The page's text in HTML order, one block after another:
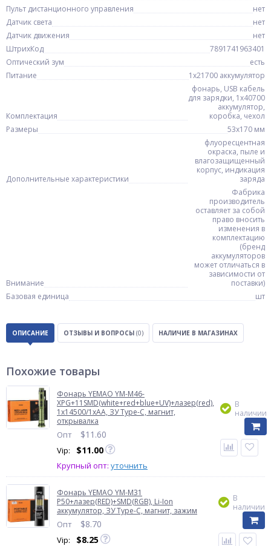
Пульт дистанционного управления
нет
Датчик света
нет
Датчик движения
нет
ШтрихКод
7891741963401
Оптический зум
есть
Питание
1x21700 аккумулятор
Комплектация
фонарь, USB кабель
для зарядки, 1x40700
аккумулятор,
коробка, чехол
Размеры
53х170 мм
Дополнительные характеристики
флуоресцентная
окраска, пыле и
влагозащищенный
корпус, индикация
заряда
Внимание
Фабрика
производитель
оставляет за собой
право вносить
изменения в
комплектацию
(бренд
аккумуляторов
может отличаться в
зависимости от
поставки)
Базовая единица
шт
ОПИСАНИЕ ОТЗЫВЫ И ВОПРОСЫ (0) НАЛИЧИЕ В МАГАЗИНАХ
Похожие товары
Фонарь YEMAO YM-M46-
XPG+11SMD(white+red+blue+UV)+лазер(red),
1x14500/1xAA, ЗУ Type-C, магнит,
открывалка
Опт $11.60
Vip: $11.00
Крупный опт: уточнить
В
наличии
Фонарь YEMAO YM-M31
P50+лазер(RED)+SMD(RGB), Li-Ion
аккумулятор, ЗУ Type-C, магнит, зажим
Опт $8.70
Vip: $8.25
В
наличии